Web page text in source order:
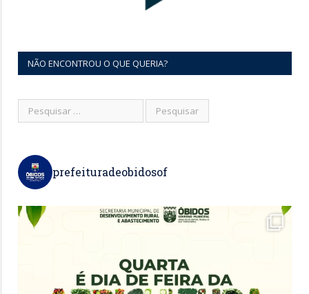
NÃO ENCONTROU O QUE QUERIA?
prefeituradeobidosof